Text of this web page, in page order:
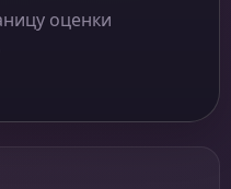
оценки